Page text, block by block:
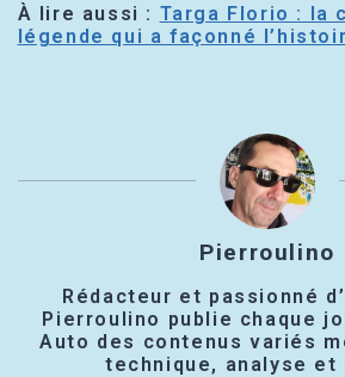
À lire aussi : Targa Florio : la
légende qui a façonné
Pierroulino
Rédacteur et passionné
Pierroulino publie chaque
Auto des contenus variés
technique, analyse et